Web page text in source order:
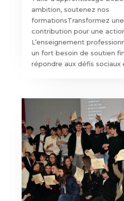
ambition, soutenez nos
formationsTransformez
contribution pour une
L’enseignement
un fort besoin de soutien
répondre aux défis sociaux